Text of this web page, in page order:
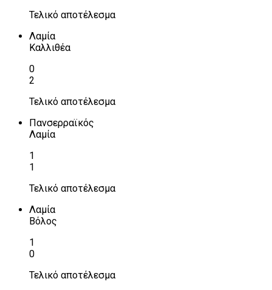
Τελικό αποτέλεσμα
Λαμία
Καλλιθέα
0
2
Τελικό αποτέλεσμα
Πανσερραϊκός
Λαμία
1
1
Τελικό αποτέλεσμα
Λαμία
Βόλος
1
0
Τελικό αποτέλεσμα